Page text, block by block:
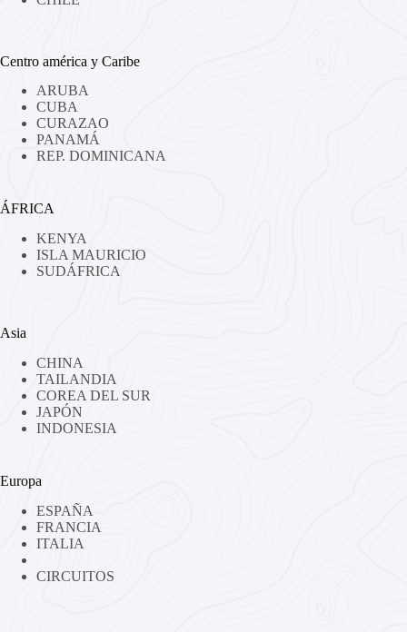
Centro américa y Caribe
ARUBA
CUBA
CURAZAO
PANAMÁ
REP. DOMINICANA
ÁFRICA
KENYA
ISLA MAURICIO
SUDÁFRICA
Asia
CHINA
TAILANDIA
COREA DEL SUR
JAPÓN
INDONESIA
Europa
ESPAÑA
FRANCIA
ITALIA
CIRCUITOS